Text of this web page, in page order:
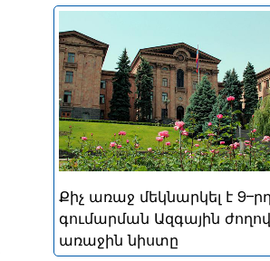
2-ին, իր աշխատանքն է
2026 թվականի հունիսի
կայացած
արդյունքներով
Հայաստանի 9-րդ
Ազգային ժողովի
Քիչ առաջ մեկնարկել է
գումարման Ազգային
առաջին նիստը